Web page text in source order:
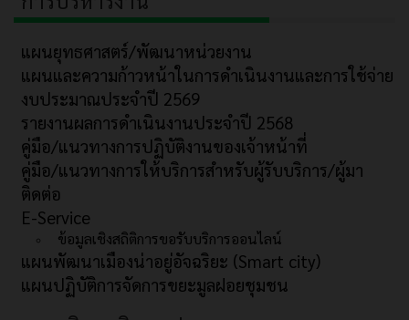
แผนยุทธศาสตร์/พัฒนาหน่วยงาน
แผนและความก้าวหน้าในการดำเนินงานและการใช้จ่าย
งบประมาณประจำปี 2569
รายงานผลการดำเนินงานประจำปี 2568
คู่มือ/แนวทางการปฏิบัติงานของเจ้าหน้าที่
คู่มือ/แนวทางการให้บริการสำหรับผู้รับบริการ/ผู้มา
ติดต่อ
E-Service
ข้อมูลเชิงสถิติการขอรับบริการออนไลน์
แผนพัฒนาเมืองน่าอยู่อัจฉริยะ (Smart city)
แผนปฏิบัติการจัดการขยะมูลฝอยชุมชน